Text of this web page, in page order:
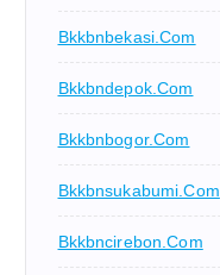
Bkkbnbekasi.com
Bkkbndepok.com
Bkkbnbogor.com
Bkkbnsukabumi.com
Bkkbncirebon.com